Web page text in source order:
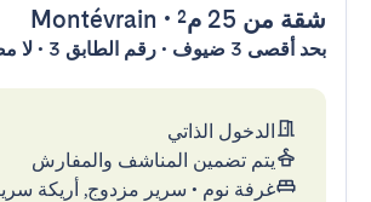
شقة من 25 م² •
Montévrain
بحد أقصى 3 ضيوف • رقم الطابق 3 • لا مصعد
الدخول الذاتي
يتم تضمين المناشف والمفارش
غرفة نوم • سرير مزدوج, أريكة